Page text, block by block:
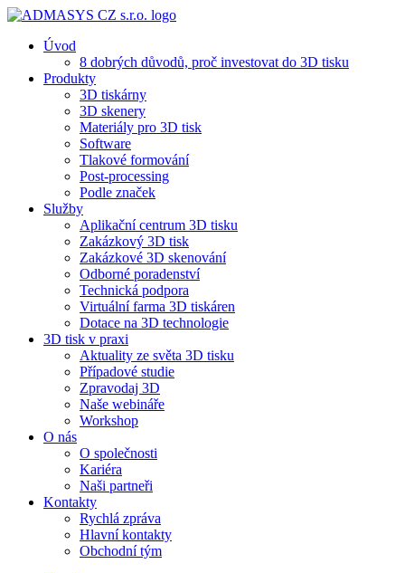
Úvod
8 dobrých důvodů, proč investovat do 3D tisku​
Produkty
3D tiskárny
3D skenery
Materiály pro 3D tisk
Software
Tlakové formování
Post-processing
Podle značek
Služby
Aplikační centrum 3D tisku
Zakázkový 3D tisk
Zakázkové 3D skenování
Odborné poradenství
Technická podpora
Virtuální farma 3D tiskáren
Dotace na 3D technologie
3D tisk v praxi
Aktuality ze světa 3D tisku
Případové studie
Zpravodaj 3D
Naše webináře
Workshop
O nás
O společnosti
Kariéra
Naši partneři
Kontakty
Rychlá zpráva
Hlavní kontakty
Obchodní tým